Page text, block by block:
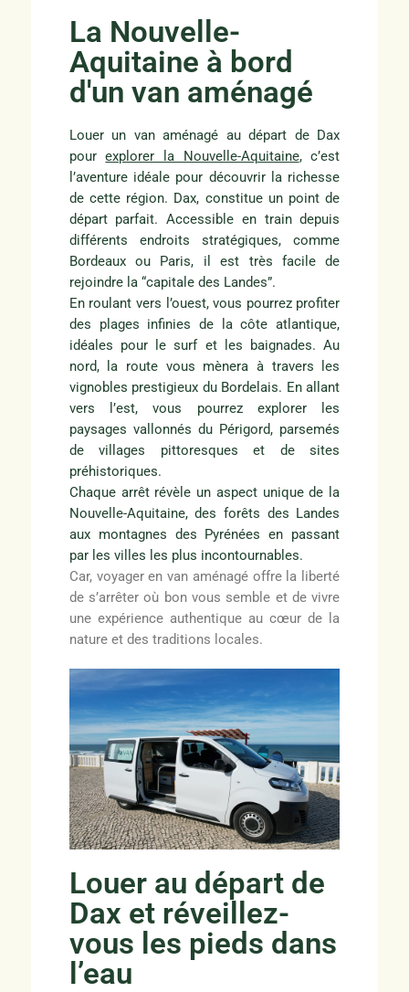
La Nouvelle-
Aquitaine à bord
d'un van aménagé
Louer un van aménagé au départ de Dax
pourexplorer la Nouvelle-Aquitaine, c’est
l’aventure idéale pour découvrir la richesse
de cette région. Dax, constitue un point de
départ parfait. Accessible en train depuis
différents endroits stratégiques, comme
Bordeaux ou Paris, il est très facile de
rejoindre la “capitale des Landes”.
En roulant vers l’ouest, vous pourrez profiter
des plages infinies de la côte atlantique,
idéales pour le surf et les baignades. Au
nord, la route vous mènera à travers les
vignobles prestigieux du Bordelais. En allant
vers l’est, vous pourrez explorer les
paysages vallonnés du Périgord, parsemés
de villages pittoresques et de sites
préhistoriques.
Chaque arrêt révèle un aspect unique de la
Nouvelle-Aquitaine, des forêts des Landes
aux montagnes des Pyrénées en passant
par les villes les plus incontournables.
Car, voyager en van aménagé offre la liberté
de s’arrêter où bon vous semble et de vivre
une expérience authentique au cœur de la
nature et des traditions locales.
Louer au départ de
Dax et réveillez-
vous les pieds dans
l’eau